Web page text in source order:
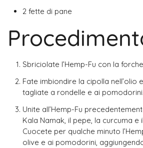
2 fette di pane
Sbriciolate l’Hemp-Fu con la
Fate imbiondire la cipolla nell’olio
tagliate a rondelle e ai pomodorini.
Unite all’Hemp-Fu
Kala Namak, il pepe, la curcuma e
Cuocete per qualche minuto
olive e ai pomodorini,